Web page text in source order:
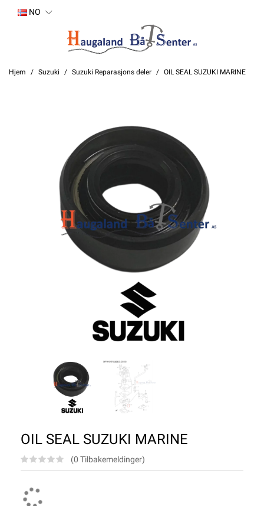
NO
Hjem Suzuki Suzuki Reparasjons deler OIL SEAL SUZUKI MARINE
OIL SEAL SUZUKI MARINE
(0 Tilbakemeldinger)